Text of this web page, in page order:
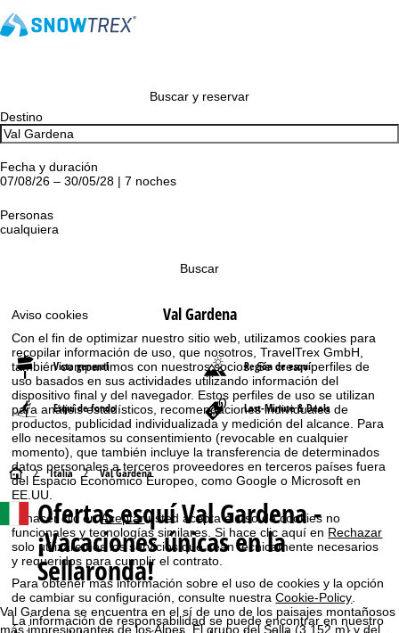
Aviso cookies
Con el fin de optimizar nuestro sitio web, utilizamos cookies para
recopilar información de uso, que nosotros, TravelTrex GmbH,
también compartimos con nuestros socios. Se crean perfiles de
uso basados en sus actividades utilizando información del
dispositivo final y del navegador. Estos perfiles de uso se utilizan
para análisis estadísticos, recomendaciones individuales de
productos, publicidad individualizada y medición del alcance. Para
ello necesitamos su consentimiento (revocable en cualquier
momento), que también incluye la transferencia de determinados
datos personales a terceros proveedores en terceros países fuera
del Espacio Económico Europeo, como Google o Microsoft en
EE.UU.
Al hacer clic enAceptarusted acepta el uso de cookies no
funcionales y tecnologías similares. Si hace clic aquí en Rechazar
solo utilizaremos los servicios que sean técnicamente necesarios
y requeridos para cumplir el contrato.
Para obtener más información sobre el uso de cookies y la opción
de cambiar su configuración, consulte nuestraCookie-Policy
La información de responsabilidad se puede encontrar en nuestro
Buscar y reservar
Destino
Fecha y duración
07/08/26 – 30/05/28 | 7 noches
Personas
cualquiera
Buscar
Val Gardena
Vista general Región de esquí
Esquí de fondo Last-Minute & Deals
P
g
i
n
Italia Val Gardena
Ofertas esquí Val Gardena -
¡Vacaciones únicas en la
Sellaronda!
Val Gardena se encuentra en el sí de uno de los paisajes montañosos
más impresionantes de los Alpes. El grupo del Sella (3.152 m) y del